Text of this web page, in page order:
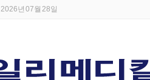
2026년 07월 28일